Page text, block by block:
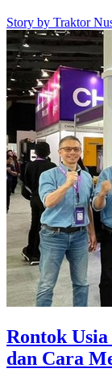
Story by Traktor
Rontok
dan Cara